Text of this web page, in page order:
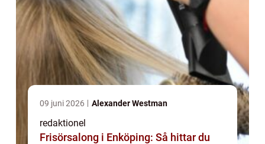
09 juni 2026 Alexander Westman
redaktionel
Frisörsalong i Enköping: Så hittar du